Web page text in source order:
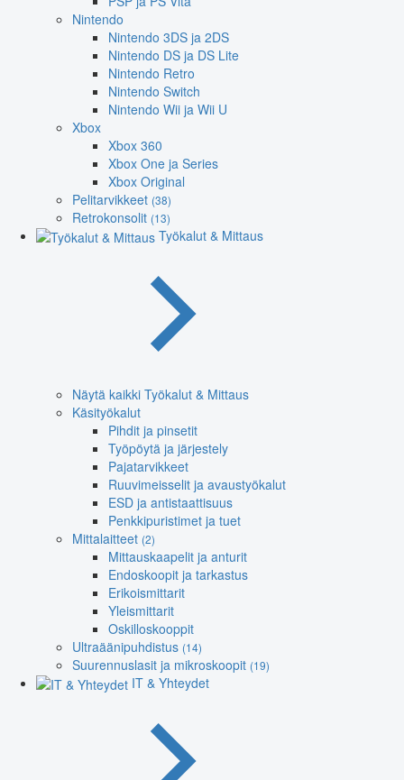
Nintendo
Nintendo 3DS ja 2DS
Nintendo DS ja DS Lite
Nintendo Retro
Nintendo Switch
Nintendo Wii ja Wii U
Xbox
Xbox 360
Xbox One ja Series
Xbox Original
Pelitarvikkeet (38)
Retrokonsolit (13)
Työkalut & Mittaus
Näytä kaikki Työkalut & Mittaus
Käsityökalut
Pihdit ja pinsetit
Työpöytä ja järjestely
Pajatarvikkeet
Ruuvimeisselit ja avaustyökalut
ESD ja antistaattisuus
Penkkipuristimet ja tuet
Mittalaitteet (2)
Mittauskaapelit ja anturit
Endoskoopit ja tarkastus
Erikoismittarit
Yleismittarit
Oskilloskooppit
Ultraäänipuhdistus (14)
Suurennuslasit ja mikroskoopit (19)
IT & Yhteydet